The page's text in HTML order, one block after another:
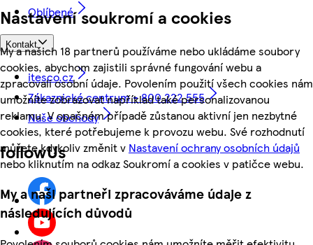
Nastavení soukromí a cookies
My a našich 18 partnerů používáme nebo ukládáme soubory
cookies, abychom zajistili správné fungování webu a
zpracovali osobní údaje. Povolením použití všech cookies nám
umožníte zobrazovat například také personalizovanou
reklamu. V opačném případě zůstanou aktivní jen nezbytné
cookies, které potřebujeme k provozu webu. Své rozhodnutí
můžete kdykoliv změnit v Nastavení ochrany osobních údajů
nebo kliknutím na odkaz Soukromí a cookies v patičce webu.
My a naši partneři zpracováváme údaje z
následujících důvodů
Oblíbené
Kontakt
itesco.cz
Zákaznické centrum - 800 222 555
Naše obchody
followUs